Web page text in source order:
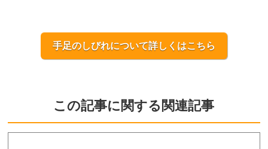
手足のしびれについて詳しくはこちら
この記事に関する関連記事